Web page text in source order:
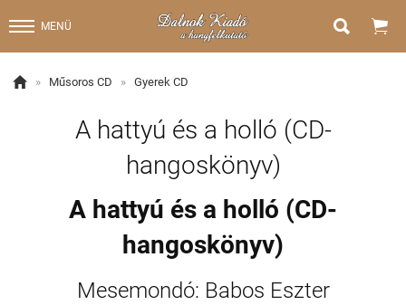
MENÜ  
 » Műsoros CD » Gyerek CD
A hattyú és a holló (CD-
hangoskönyv)
A hattyú és a holló (CD-
hangoskönyv)
Mesemondó: Babos Eszter